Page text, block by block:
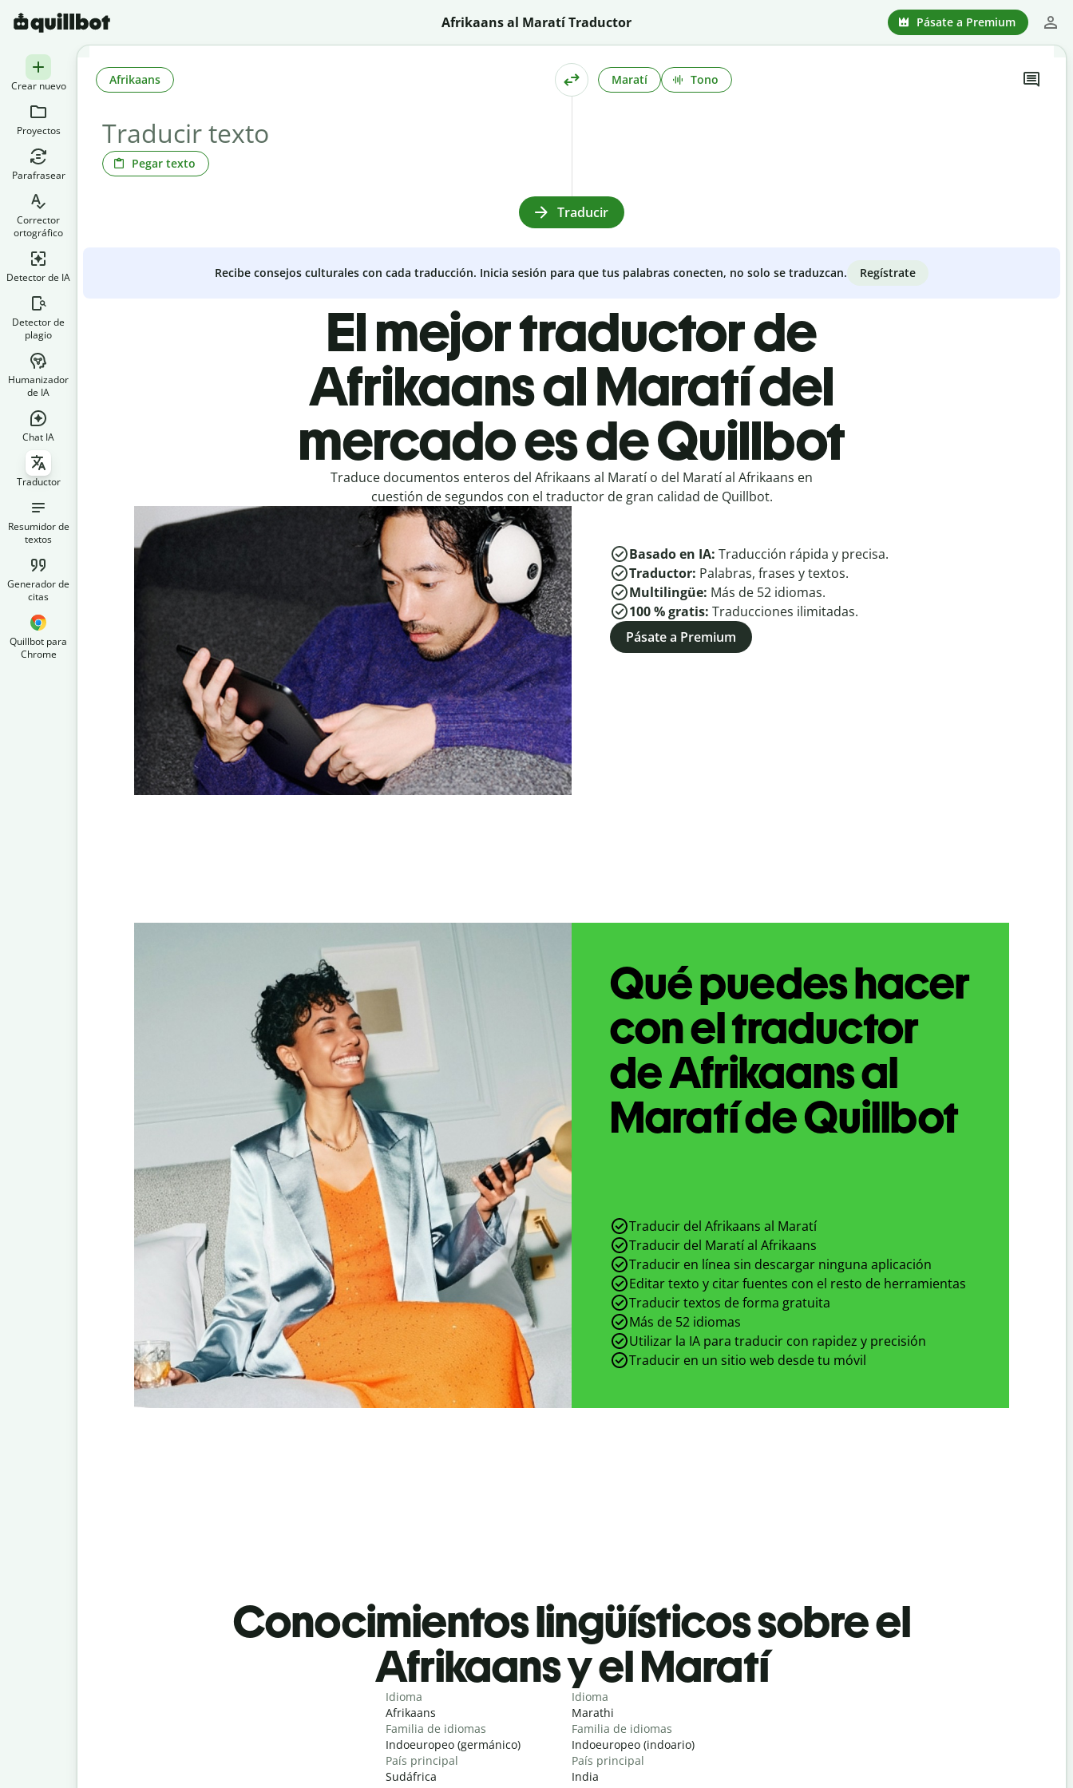
Afrikaans al Maratí Traductor Pásate a Premium
Crear nuevo
Proyectos
Parafrasear
Corrector
ortográfico
Detector de IA
Detector de
plagio
Humanizador
de IA
Chat IA
Traductor
Resumidor de
textos
Generador de
citas
Quillbot para
Chrome
Pegar texto
Afrikaans Maratí Tono
Traducir
Recibe consejos culturales con cada traducción. Inicia sesión para que tus palabras conecten, no solo se traduzcan. Regístrate
El mejor traductor de
Afrikaans al Maratí del
mercado es de Quillbot
Traduce documentos enteros del Afrikaans al Maratí o del Maratí al Afrikaans en
cuestión de segundos con el traductor de gran calidad de Quillbot.
Basado en IA: Traducción rápida y precisa.
Traductor: Palabras, frases y textos.
Multilingüe: Más de 52 idiomas.
100 % gratis: Traducciones ilimitadas.
Pásate a Premium
Qué puedes hacer
con el traductor
de Afrikaans al
Maratí de Quillbot
Traducir del Afrikaans al Maratí
Traducir del Maratí al Afrikaans
Traducir en línea sin descargar ninguna aplicación
Editar texto y citar fuentes con el resto de herramientas
Traducir textos de forma gratuita
Más de 52 idiomas
Utilizar la IA para traducir con rapidez y precisión
Traducir en un sitio web desde tu móvil
Conocimientos lingüísticos sobre el
Afrikaans y el Maratí
Idioma
Afrikaans
Familia de idiomas
Indoeuropeo (germánico)
País principal
Sudáfrica
Idioma
Marathi
Familia de idiomas
Indoeuropeo (indoario)
País principal
India